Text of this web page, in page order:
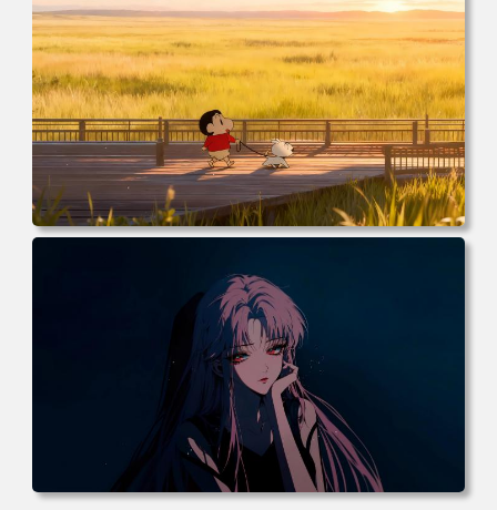
纸 壁纸下载 壁纸大全
电脑壁纸 动漫 小白 日落 木栈道 田野 蜡笔小新 遛小白 麦田
电脑桌面 高清壁纸 壁纸下载 壁纸大全